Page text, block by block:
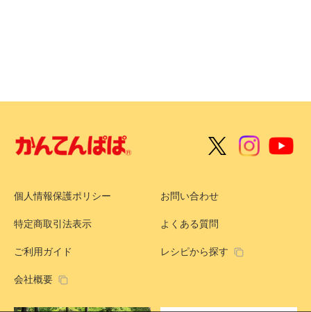
個人情報保護ポリシー お問い合わせ
特定商取引法表示 よくある質問
ご利用ガイド レシピから探す
会社概要